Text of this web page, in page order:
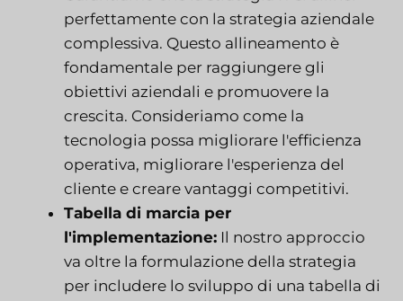
perfettamente con la strategia aziendale
complessiva. Questo allineamento è
fondamentale per raggiungere gli
obiettivi aziendali e promuovere la
crescita. Consideriamo come la
tecnologia possa migliorare l'efficienza
operativa, migliorare l'esperienza del
cliente e creare vantaggi competitivi.
Tabella di marcia per
l'implementazione: Il nostro approccio
va oltre la formulazione della strategia
per includere lo sviluppo di una tabella di